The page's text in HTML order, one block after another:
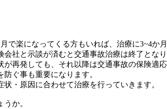
で楽になってくる方もいれば、治療に3~4か
会社と示談が済むと交通事故治療は終了となり
が再発しても、それ以降は交通事故の保険適
防ぐ事も重要になります。
状・原因に合わせて治療を行っていきます。
か。